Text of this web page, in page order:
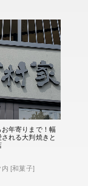
年寄りまで！幅
れる大判焼きと
内 [和菓子]